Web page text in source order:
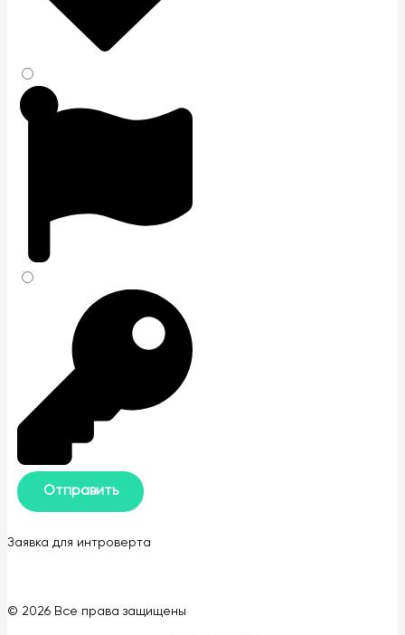
Заявка для интроверта
© 2026 Все права защищены